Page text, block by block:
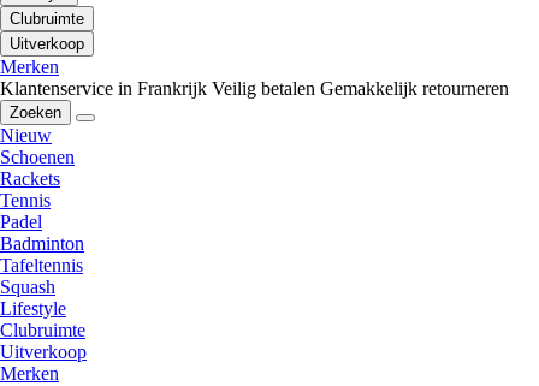
Clubruimte
Uitverkoop
Merken
Klantenservice in Frankrijk Veilig betalen Gemakkelijk retourneren
Zoeken
Nieuw
Schoenen
Rackets
Tennis
Padel
Badminton
Tafeltennis
Squash
Lifestyle
Clubruimte
Uitverkoop
Merken